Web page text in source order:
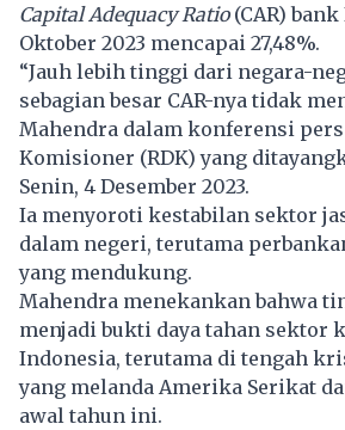
Capital Adequacy Ratio(CAR)
Oktober 2023 mencapai 27,48%.
“Jauh lebih tinggi dari negara-
sebagian besar CAR-nya tidak
Mahendra dalam konferensi pers
Komisioner (RDK) yang
Senin, 4 Desember 2023.
Ia menyoroti kestabilan sektor
dalam negeri, terutama
yang mendukung.
Mahendra menekankan bahwa
menjadi bukti daya tahan sektor
Indonesia, terutama di tengah
yang melanda Amerika Serikat
awal tahun ini.